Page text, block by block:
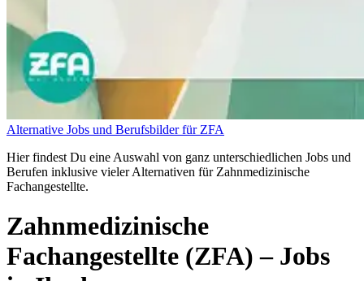
Alternative Jobs und Berufsbilder für ZFA
Hier findest Du eine Auswahl von ganz unterschiedlichen Jobs und
Berufen inklusive vieler Alternativen für Zahnmedizinische
Fachangestellte.
Zahnmedizinische
Fachangestellte (ZFA) – Jobs